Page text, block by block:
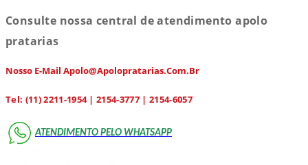
Consulte nossa central de atendimento apolo
pratarias
Nosso E-Mail Apolo@apolopratarias.com.br
Tel: (11) 2211-1954 | 2154-3777 | 2154-6057
ATENDIMENTO PELO WHATSAPP